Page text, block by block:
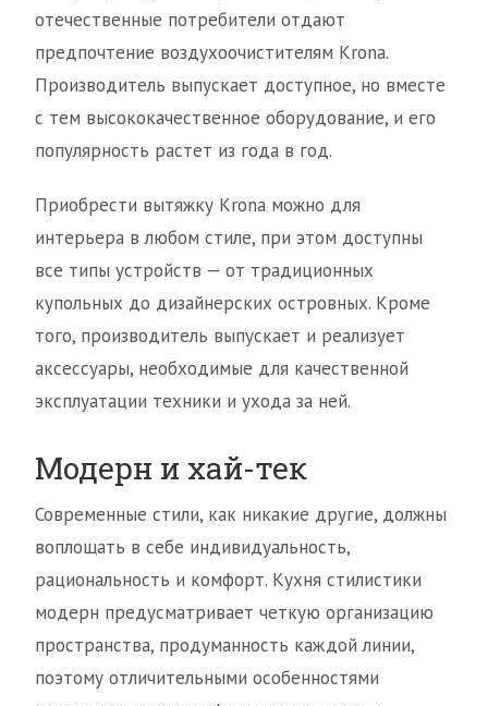
отечественные потребители отдают
предпочтение воздухоочистителям Krona.
Производитель выпускает доступное, но вместе
с тем высококачественное оборудование, и его
популярность растет из года в год.
Приобрести вытяжку Krona можно для
интерьера в любом стиле, при этом доступны
все типы устройств — от традиционных
купольных до дизайнерских островных. Кроме
того, производитель выпускает и реализует
аксессуары, необходимые для качественной
эксплуатации техники и ухода за ней.
Модерн и хай-тек
Современные стили, как никакие другие, должны
воплощать в себе индивидуальность,
рациональность и комфорт. Кухня стилистики
модерн предусматривает четкую организацию
пространства, продуманность каждой линии,
поэтому отличительными особенностями